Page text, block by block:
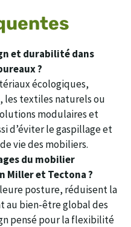
et durabilité dans
?
écologiques,
les textiles naturels ou
modulaires et
d’éviter le gaspillage et
vie des mobiliers.
du mobilier
Miller et Tectona ?
posture, réduisent la
bien-être global des
pensé pour la flexibilité